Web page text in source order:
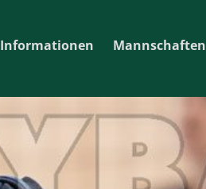
Informationen Mannschaften